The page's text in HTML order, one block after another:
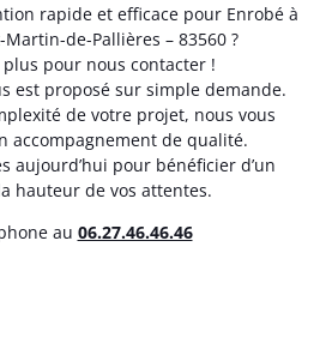
rapide et efficace pour Enrobé à
de-Pallières – 83560 ?
plus pour nous contacter !
est proposé sur simple demande.
de votre projet, nous vous
accompagnement de qualité.
aujourd’hui pour bénéficier d’un
hauteur de vos attentes.
au 06.27.46.46.46